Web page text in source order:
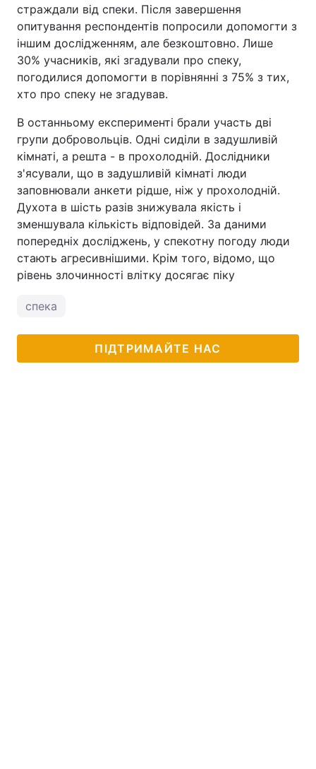
Послуги
Тема оформлення
страждали від спеки. Після завершення
опитування респондентів попросили допомогти з
іншим дослідженням, але безкоштовно. Лише
30% учасників, які згадували про спеку,
погодилися допомогти в порівнянні з 75% з тих,
хто про спеку не згадував.
В останньому експерименті брали участь дві
групи добровольців. Одні сиділи в задушливій
кімнаті, а решта - в прохолодній. Дослідники
з'ясували, що в задушливій кімнаті люди
заповнювали анкети рідше, ніж у прохолодній.
Духота в шість разів знижувала якість і
зменшувала кількість відповідей. За даними
попередніх досліджень, у спекотну погоду люди
стають агресивнішими. Крім того, відомо, що
рівень злочинності влітку досягає піку
спека
ПІДТРИМАЙТЕ НАС